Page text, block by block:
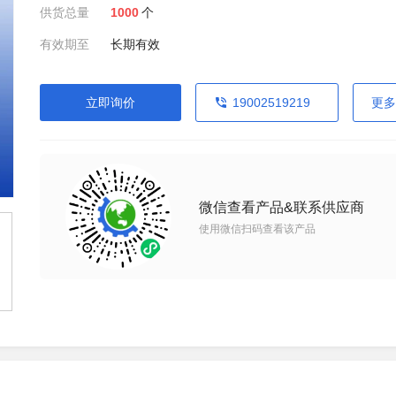
供货总量 1000个
有效期至 长期有效
立即询价 19002519219 更
微信查看产品&联系供应商
使用微信扫码查看该产品